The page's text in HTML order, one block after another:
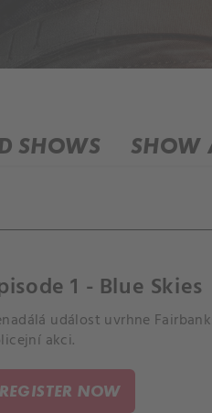
SHOWS SHOW
1 - Blue Skies
událost uvrhne
akci.
REGISTER NOW